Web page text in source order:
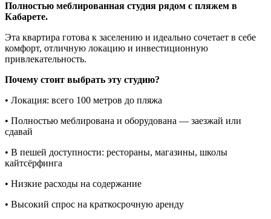
Полностью меблированная студия рядом с пляжем в
Кабарете.
Эта квартира готова к заселению и идеально сочетает в себе
комфорт, отличную локацию и инвестиционную
привлекательность.
Почему стоит выбрать эту студию?
•⁠⁠⁠⁠⁠ ⁠Локация: всего 100 метров до пляжа
•⁠⁠⁠⁠⁠ ⁠Полностью меблирована и оборудована — заезжай или
сдавай
•⁠⁠⁠⁠⁠ ⁠В пешей доступности: рестораны, магазины, школы
кайтсёрфинга
•⁠⁠⁠⁠⁠ ⁠Низкие расходы на содержание
•⁠⁠⁠⁠⁠ ⁠Высокий спрос на краткосрочную аренду